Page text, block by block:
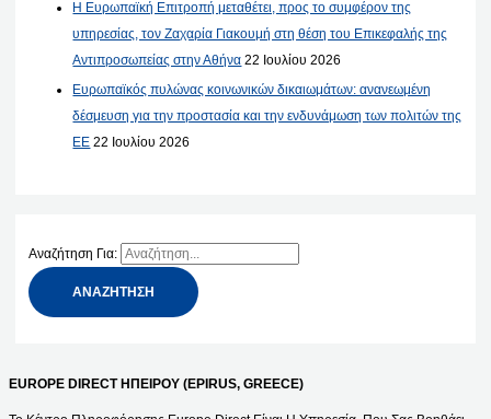
Η Ευρωπαϊκή Επιτροπή μεταθέτει, προς το συμφέρον της
υπηρεσίας, τον Ζαχαρία Γιακουμή στη θέση του Επικεφαλής της
Αντιπροσωπείας στην Αθήνα 22 Ιουλίου 2026
Ευρωπαϊκός πυλώνας κοινωνικών δικαιωμάτων: ανανεωμένη
δέσμευση για την προστασία και την ενδυνάμωση των πολιτών της
ΕΕ 22 Ιουλίου 2026
Αναζήτηση Για:
EUROPE DIRECT ΗΠΕΙΡΟΥ (EPIRUS, GREECE)